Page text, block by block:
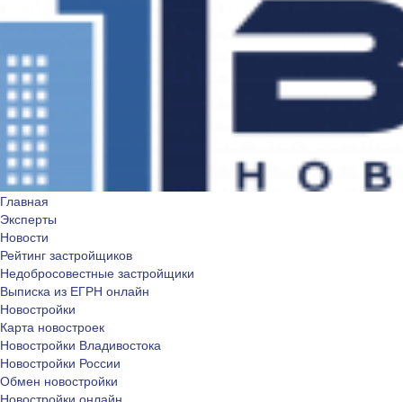
Главная
Эксперты
Новости
Рейтинг застройщиков
Недобросовестные застройщики
Выписка из ЕГРН онлайн
Новостройки
Карта новостроек
Новостройки Владивостока
Новостройки России
Обмен новостройки